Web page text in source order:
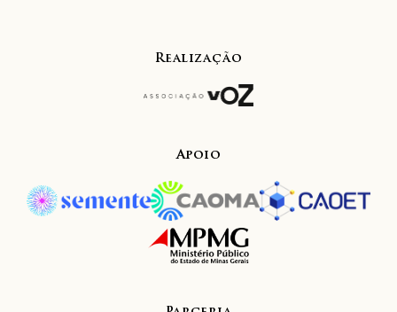
Realização
Apoio